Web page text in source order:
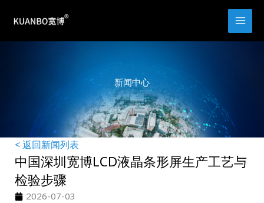
新闻中心
< 返回新闻列表
中国深圳宽博LCD液晶条形屏生产工艺与
检验步骤
2026-07-03